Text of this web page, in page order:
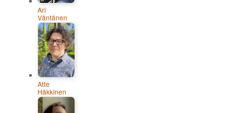
Ari
Väntänen
Atte
Häkkinen